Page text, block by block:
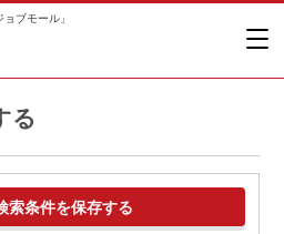
ブモール」
る
索条件を保存する